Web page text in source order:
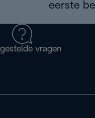
eerste
vragen